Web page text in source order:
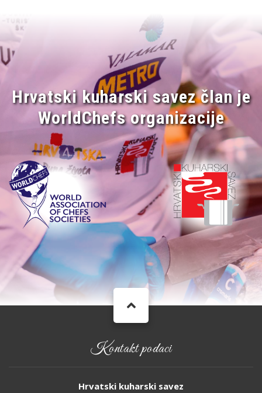
Hrvatski kuharski savez član je
WorldChefs organizacije
Kontakt podaci
Hrvatski kuharski savez